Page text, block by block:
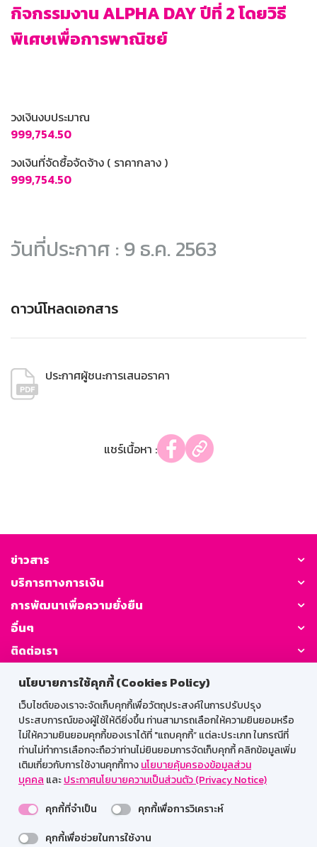
นโยบายการใช้คุกกี้ (Cookies Policy)
เว็บไซต์ของเราจะจัดเก็บคุกกี้เพื่อวัตถุประสงค์ในการปรับปรุง
ประสบการณ์ของผู้ใช้ให้ดียิ่งขึ้น ท่านสามารถเลือกให้ความยินยอมหรือ
ไม่ให้ความยินยอมคุกกี้ของเราได้ที่ "แถบคุกกี้” แต่ละประเภท ในกรณีที่
ท่านไม่ทำการเลือกจะถือว่าท่านไม่ยินยอมการจัดเก็บคุกกี้ คลิกข้อมูลเพิ่ม
เติมเกี่ยวกับการใช้งานคุกกี้ทางนโยบายคุ้มครองข้อมูลส่วน
บุคคล และประกาศนโยบายความเป็นส่วนตัว (Privacy Notice)
คุกกี้ที่จำเป็น
คุกกี้เพื่อการวิเคราะห์
คุกกี้เพื่อช่วยในการใช้งาน
กิจกรรมงาน ALPHA DAY ปีที่ 2 โดยวิธี
พิเศษเพื่อการพาณิชย์
วงเงินงบประมาณ
999,754.50
วงเงินที่จัดซื้อจัดจ้าง ( ราคากลาง )
999,754.50
วันที่ประกาศ : 9 ธ.ค. 2563
ดาวน์โหลดเอกสาร
ประกาศผู้ชนะการเสนอราคา
แชร์เนื้อหา :
ข่าวสาร
บริการทางการเงิน
การพัฒนาเพื่อความยั่งยืน
อื่นๆ
ติดต่อเรา
GSB Society:
สำหรับพนักงาน
Web HR
GSB Wisdom
M-Search
เข้าสู่ระบบเน็ตเมล